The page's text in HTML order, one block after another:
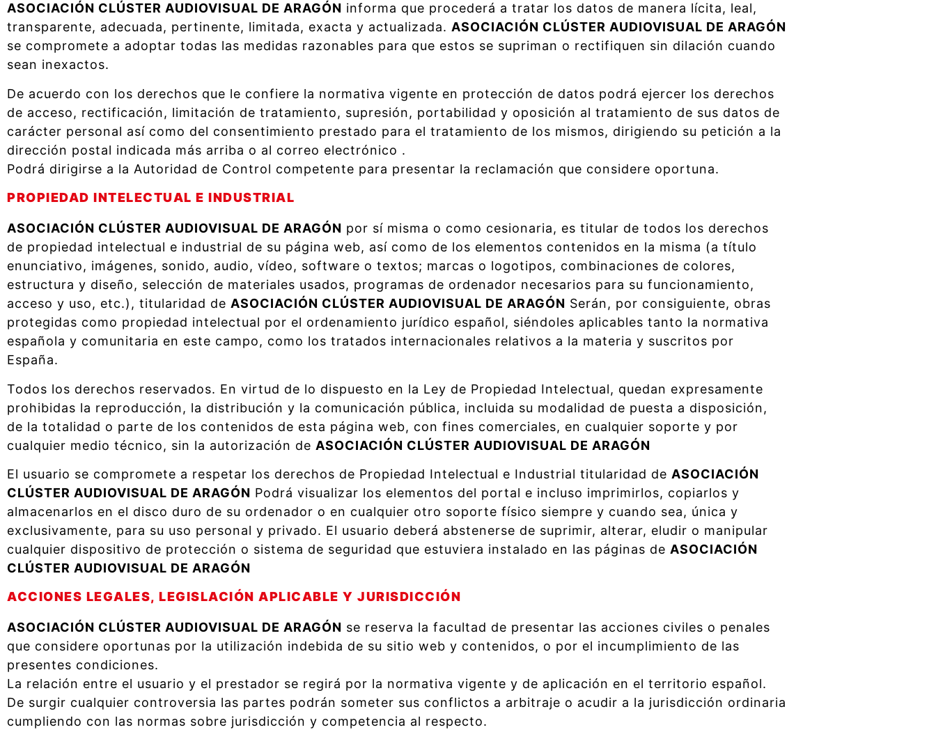
ASOCIACIÓN CLÚSTER AUDIOVISUAL DE ARAGÓN informa que procederá a tratar los datos de manera lícita, leal,
transparente, adecuada, pertinente, limitada, exacta y actualizada. ASOCIACIÓN CLÚSTER AUDIOVISUAL DE ARAGÓN
se compromete a adoptar todas las medidas razonables para que estos se supriman o rectifiquen sin dilación cuando
sean inexactos.
De acuerdo con los derechos que le confiere la normativa vigente en protección de datos podrá ejercer los derechos
de acceso, rectificación, limitación de tratamiento, supresión, portabilidad y oposición al tratamiento de sus datos de
carácter personal así como del consentimiento prestado para el tratamiento de los mismos, dirigiendo su petición a la
dirección postal indicada más arriba o al correo electrónico .
Podrá dirigirse a la Autoridad de Control competente para presentar la reclamación que considere oportuna.
PROPIEDAD INTELECTUAL E INDUSTRIAL
ASOCIACIÓN CLÚSTER AUDIOVISUAL DE ARAGÓN por sí misma o como cesionaria, es titular de todos los derechos
de propiedad intelectual e industrial de su página web, así como de los elementos contenidos en la misma (a título
enunciativo, imágenes, sonido, audio, vídeo, software o textos; marcas o logotipos, combinaciones de colores,
estructura y diseño, selección de materiales usados, programas de ordenador necesarios para su funcionamiento,
acceso y uso, etc.), titularidad de ASOCIACIÓN CLÚSTER AUDIOVISUAL DE ARAGÓN Serán, por consiguiente, obras
protegidas como propiedad intelectual por el ordenamiento jurídico español, siéndoles aplicables tanto la normativa
española y comunitaria en este campo, como los tratados internacionales relativos a la materia y suscritos por
España.
Todos los derechos reservados. En virtud de lo dispuesto en la Ley de Propiedad Intelectual, quedan expresamente
prohibidas la reproducción, la distribución y la comunicación pública, incluida su modalidad de puesta a disposición,
de la totalidad o parte de los contenidos de esta página web, con fines comerciales, en cualquier soporte y por
cualquier medio técnico, sin la autorización de ASOCIACIÓN CLÚSTER AUDIOVISUAL DE ARAGÓN
El usuario se compromete a respetar los derechos de Propiedad Intelectual e Industrial titularidad de ASOCIACIÓN
CLÚSTER AUDIOVISUAL DE ARAGÓN Podrá visualizar los elementos del portal e incluso imprimirlos, copiarlos y
almacenarlos en el disco duro de su ordenador o en cualquier otro soporte físico siempre y cuando sea, única y
exclusivamente, para su uso personal y privado. El usuario deberá abstenerse de suprimir, alterar, eludir o manipular
cualquier dispositivo de protección o sistema de seguridad que estuviera instalado en las páginas de ASOCIACIÓN
CLÚSTER AUDIOVISUAL DE ARAGÓN
ACCIONES LEGALES, LEGISLACIÓN APLICABLE Y JURISDICCIÓN
ASOCIACIÓN CLÚSTER AUDIOVISUAL DE ARAGÓN se reserva la facultad de presentar las acciones civiles o penales
que considere oportunas por la utilización indebida de su sitio web y contenidos, o por el incumplimiento de las
presentes condiciones.
La relación entre el usuario y el prestador se regirá por la normativa vigente y de aplicación en el territorio español.
De surgir cualquier controversia las partes podrán someter sus conflictos a arbitraje o acudir a la jurisdicción ordinaria
cumpliendo con las normas sobre jurisdicción y competencia al respecto.